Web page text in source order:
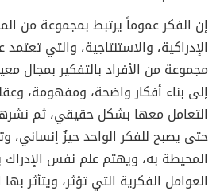
إن الفكر عموماً يرتبط بمجموعة من
الإدراكية، والاستنتاجية، والتي
مجموعة من الأفراد بالتفكير بمجال
إلى بناء أفكار واضحة، ومفهومة،
التعامل معها بشكل حقيقي، ثم
حتى يصبح للفكر الواحد حيزٌ إنساني،
المحيطة به، ويهتم علم نفس الإدراك
العوامل الفكرية التي تؤثر، ويتأثر بها